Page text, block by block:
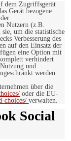
dem Zugriffsgerät
Gerät bezogene
Nutzern (z.B.
um die statistische
Verbesserung des
auf den Einsatz der
eine Option mit
verhindert
und
werden.
über die
oder die EU-
choices/ verwalten.
Social